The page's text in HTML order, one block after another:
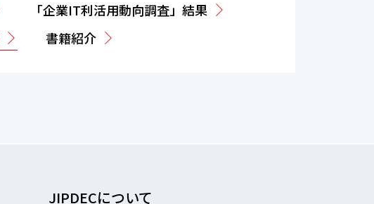
「企業IT利活用動向調査」結果
書籍紹介
JIPDECについて